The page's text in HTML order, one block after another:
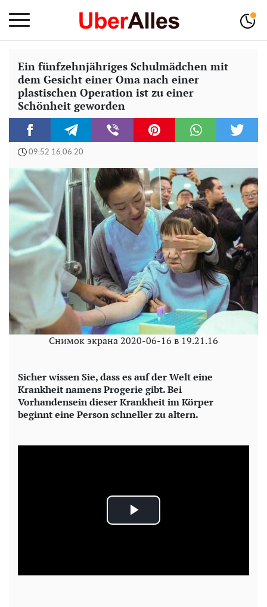
Ein fünfzehnjähriges Schulmädchen mit
dem Gesicht einer Oma nach einer
plastischen Operation ist zu einer
Schönheit geworden
09:52 16.06.20
Снимок экрана 2020-06-16 в 19.21.16
Sicher wissen Sie, dass es auf der Welt eine
Krankheit namens Progerie gibt. Bei
Vorhandensein dieser Krankheit im Körper
beginnt eine Person schneller zu altern.
P
a